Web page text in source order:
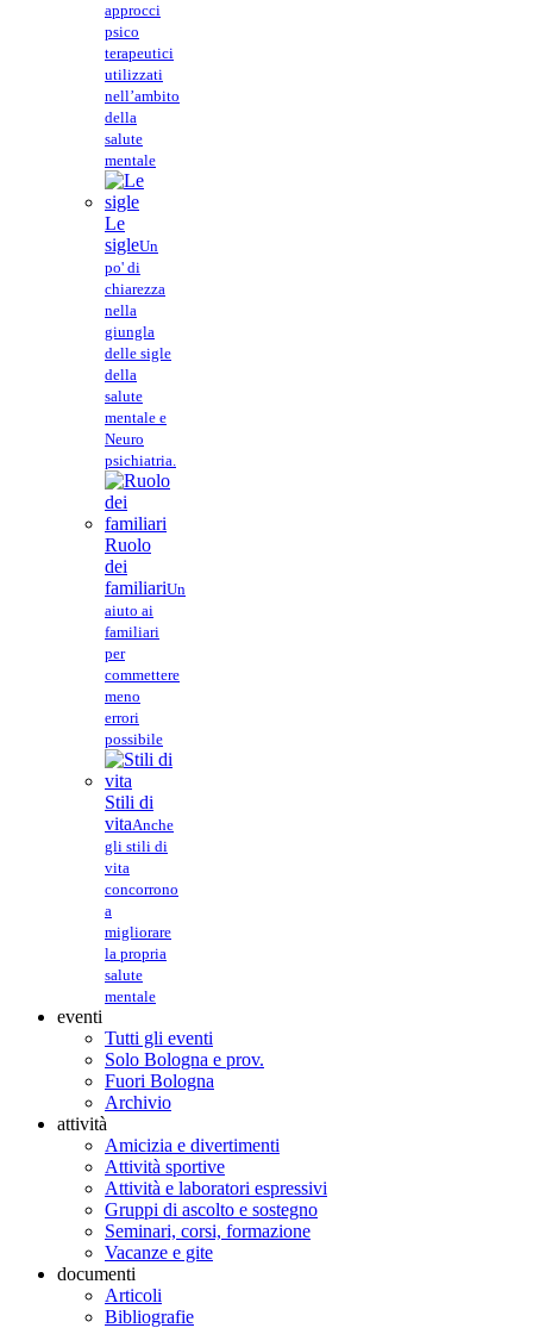
approcci
psico
terapeutici
utilizzati
nell’ambito
della
salute
mentale
Le
sigleUn
po' di
chiarezza
nella
giungla
delle sigle
della
salute
mentale e
Neuro
psichiatria.
Ruolo
dei
familiariUn
aiuto ai
familiari
per
commettere
meno
errori
possibile
Stili di
vitaAnche
gli stili di
vita
concorrono
a
migliorare
la propria
salute
mentale
eventi
Tutti gli eventi
Solo Bologna e prov.
Fuori Bologna
Archivio
attività
Amicizia e divertimenti
Attività sportive
Attività e laboratori espressivi
Gruppi di ascolto e sostegno
Seminari, corsi, formazione
Vacanze e gite
documenti
Articoli
Bibliografie